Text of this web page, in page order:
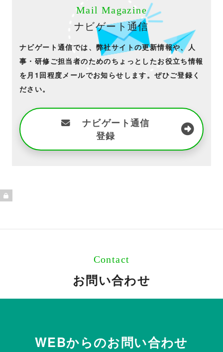
Mail Magazine
ナビゲート通信
ナビゲート通信では、弊社サイトの更新情報や、人
事・研修ご担当者のためのちょっとしたお役立ち情報
を月1回程度メールでお知らせします。ぜひご登録く
ださい。
ナビゲート通信
登録
Contact
お問い合わせ
WEBからのお問い合わせ